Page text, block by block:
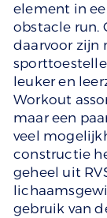
element in
obstacle run.
daarvoor zijn
leuker en
Workout
maar een
veel
constructie
geheel uit
gebruik van